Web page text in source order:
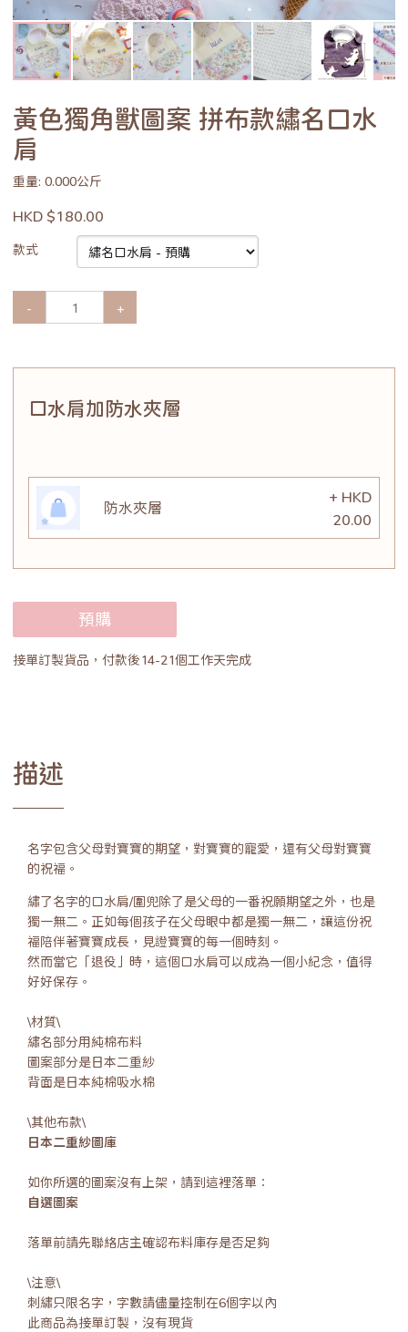
黃色獨角獸圖案 拼布款繡名口水
肩
重量: 0.000公斤
HKD $180.00
款式
- +
口水肩加防水夾層
防水夾層
+ HKD
20.00
預購
接單訂製貨品，付款後14-21個工作天完成
描述
名字包含父母對寶寶的期望，對寶寶的寵愛，還有父母對寶寶
的祝福。
繡了名字的口水肩/圍兜除了是父母的一番祝願期望之外，也是
獨一無二。正如每個孩子在父母眼中都是獨一無二，讓這份祝
福陪伴著寶寶成長，見證寶寶的每一個時刻。
然而當它「退役」時，這個口水肩可以成為一個小紀念，值得
好好保存。
\材質\
繡名部分用純棉布料
圖案部分是日本二重紗
背面是日本純棉吸水棉
\其他布款\
日本二重紗圖庫
如你所選的圖案沒有上架，請到這裡落單：
自選圖案
落單前請先聯絡店主確認布料庫存是否足夠
\注意\
刺繡只限名字，字數請儘量控制在6個字以內
此商品為接單訂製，沒有現貨